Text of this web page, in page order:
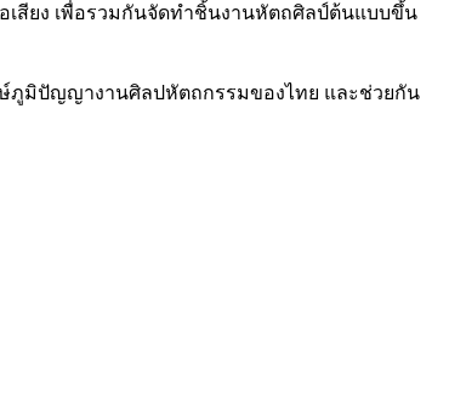
สียง เพื่อรวมกันจัดทำชิ้นงานหัตถศิลป์ต้นแบบขึ้น
ษ์ภูมิปัญญางานศิลปหัตถกรรมของไทย และช่วยกัน